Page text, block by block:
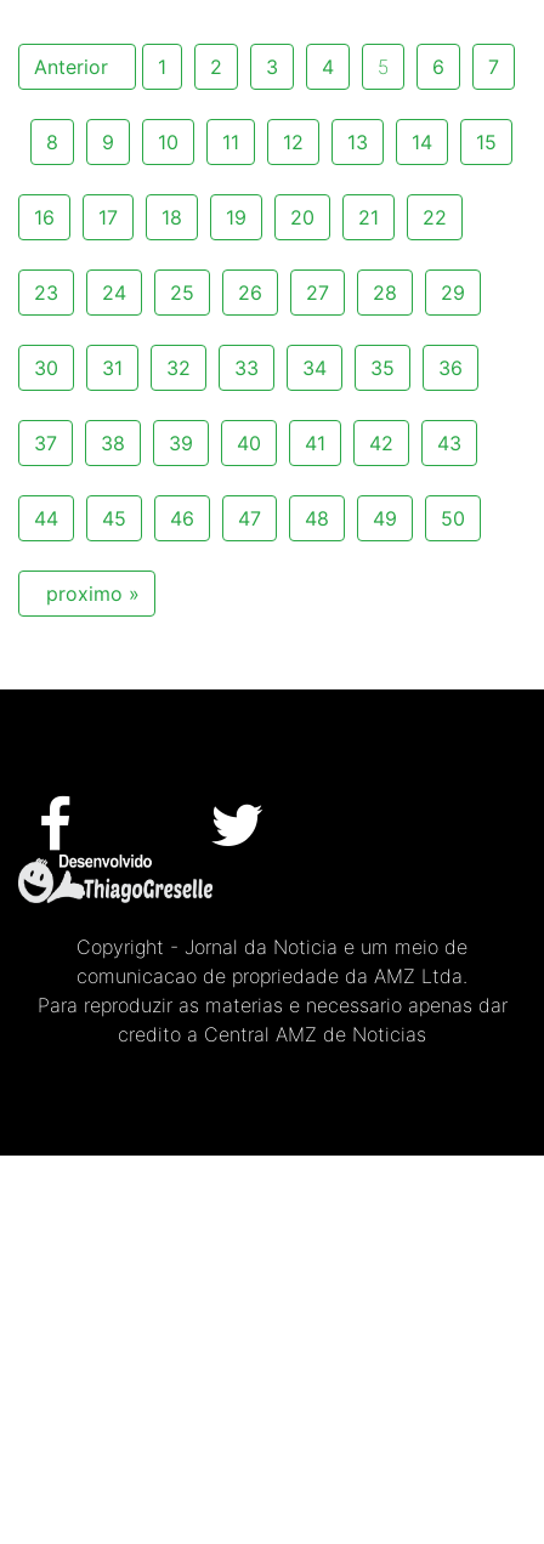
Anterior 1 2 3 4 5 6 7
8 9 10 11 12 13 14 15
16 17 18 19 20 21 22
23 24 25 26 27 28 29
30 31 32 33 34 35 36
37 38 39 40 41 42 43
44 45 46 47 48 49 50
proximo »
Copyright - Jornal da Noticia e um meio de
comunicacao de propriedade da AMZ Ltda.
Para reproduzir as materias e necessario apenas dar
credito a Central AMZ de Noticias